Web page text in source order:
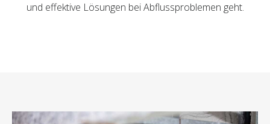
und effektive Lösungen bei Abflussproblemen geht.